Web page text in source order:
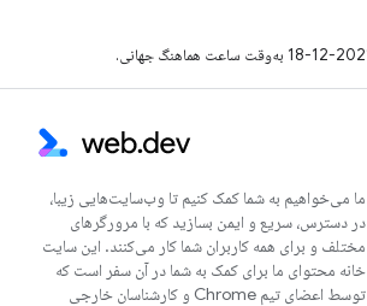
ما می‌خواهیم به شما کمک کنیم تا وب‌سایت‌هایی زیبا،
در دسترس، سریع و ایمن بسازید که با مرورگرهای
مختلف و برای همه کاربران شما کار می‌کنند. این سایت
خانه محتوای ما برای کمک به شما در آن سفر است که
توسط اعضای تیم Chrome و کارشناسان خارجی